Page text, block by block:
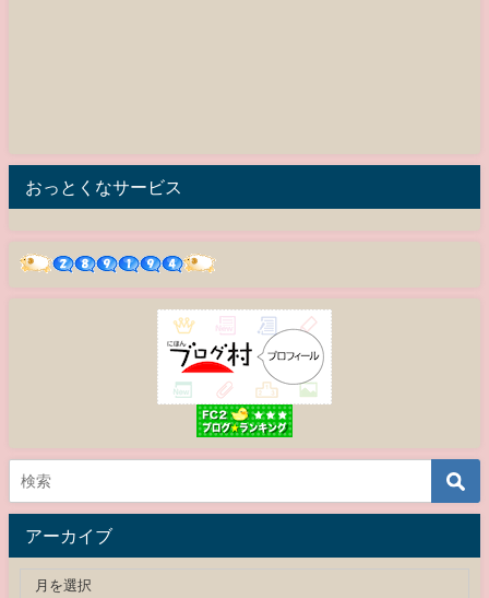
おっとくなサービス
アーカイブ